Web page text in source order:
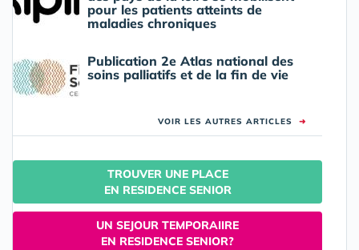
pour les patients atteints de
maladies chroniques
Publication 2e Atlas national des
soins palliatifs et de la fin de vie
VOIR LES AUTRES ARTICLES ➜
TROUVER UNE PLACE
EN RESIDENCE SENIOR
UN SEJOUR TEMPORAIIRE
EN RESIDENCE SENIOR?